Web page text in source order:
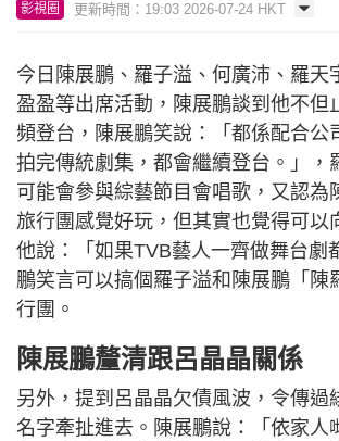
影視圈 更新時間：19:03 2026-07-24 HKT
今日陳展鵬、羅子溢、何廣沛、羅天
盈盈等出席活動，陳展鵬談到他不但
頻登台，陳展鵬笑說：「都係配合公
拍完傳統劇集，都會繼續登台。」，
可能會參與綜藝節目會唱歌，又認為
旅行團感覺好玩，但其實也覺得可以
他說：「如果TVB藝人一齊做舞台劇
鵬笑言可以搞個羅子溢和陳展鵬「陳
行團。
陳展鵬釐清跟呂晶晶關係
另外，提到呂晶晶欠債風波，令傳過
名字牽扯進去。陳展鵬說：「依家人